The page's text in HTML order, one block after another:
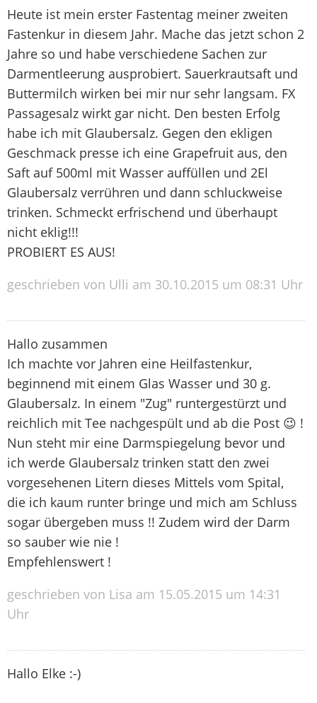
Heute ist mein erster Fastentag meiner zweiten
Fastenkur in diesem Jahr. Mache das jetzt schon 2
Jahre so und habe verschiedene Sachen zur
Darmentleerung ausprobiert. Sauerkrautsaft und
Buttermilch wirken bei mir nur sehr langsam. FX
Passagesalz wirkt gar nicht. Den besten Erfolg
habe ich mit Glaubersalz. Gegen den ekligen
Geschmack presse ich eine Grapefruit aus, den
Saft auf 500ml mit Wasser auffüllen und 2El
Glaubersalz verrühren und dann schluckweise
trinken. Schmeckt erfrischend und überhaupt
nicht eklig!!!
PROBIERT ES AUS!
geschrieben von Ulli am 30.10.2015 um 08:31 Uhr
Hallo zusammen
Ich machte vor Jahren eine Heilfastenkur,
beginnend mit einem Glas Wasser und 30 g.
Glaubersalz. In einem "Zug" runtergestürzt und
reichlich mit Tee nachgespült und ab die Post 😉 !
Nun steht mir eine Darmspiegelung bevor und
ich werde Glaubersalz trinken statt den zwei
vorgesehenen Litern dieses Mittels vom Spital,
die ich kaum runter bringe und mich am Schluss
sogar übergeben muss !! Zudem wird der Darm
so sauber wie nie !
Empfehlenswert !
geschrieben von Lisa am 15.05.2015 um 14:31
Uhr
Hallo Elke :-)